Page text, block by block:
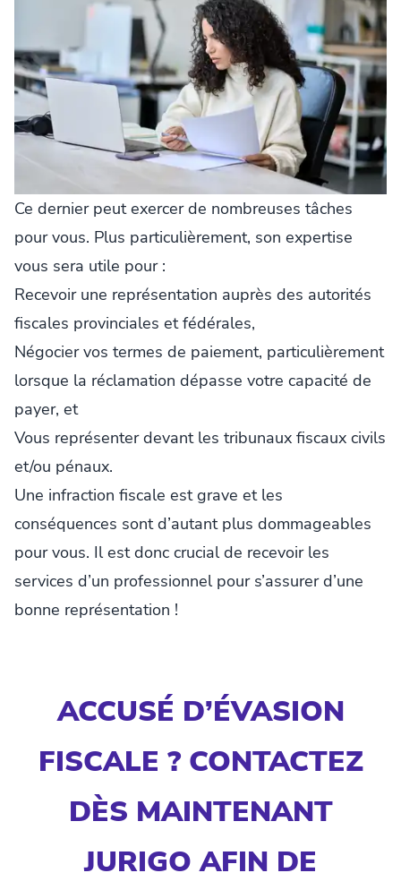
Ce dernier peut exercer de nombreuses tâches
pour vous. Plus particulièrement, son expertise
vous sera utile pour :
Recevoir une représentation auprès des autorités
fiscales provinciales et fédérales,
Négocier vos termes de paiement, particulièrement
lorsque la réclamation dépasse votre capacité de
payer, et
Vous représenter devant les tribunaux fiscaux civils
et/ou pénaux.
Une infraction fiscale est grave et les
conséquences sont d’autant plus dommageables
pour vous. Il est donc crucial de recevoir les
services d’un professionnel pour s’assurer d’une
bonne représentation !
ACCUSÉ D’ÉVASION
FISCALE ? CONTACTEZ
DÈS MAINTENANT
JURIGO AFIN DE